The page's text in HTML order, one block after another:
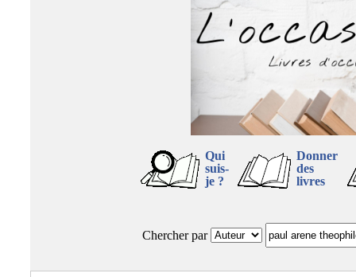
Qui
suis-
je ?
Donner
des
livres
Chercher par